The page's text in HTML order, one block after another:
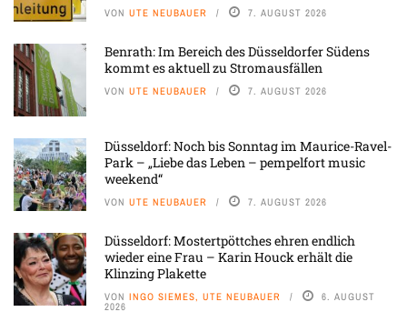
VON UTE NEUBAUER 7. AUGUST 2026
Benrath: Im Bereich des Düsseldorfer Südens
kommt es aktuell zu Stromausfällen
VON UTE NEUBAUER 7. AUGUST 2026
Düsseldorf: Noch bis Sonntag im Maurice-Ravel-
Park – „Liebe das Leben – pempelfort music
weekend“
VON UTE NEUBAUER 7. AUGUST 2026
Düsseldorf: Mostertpöttches ehren endlich
wieder eine Frau – Karin Houck erhält die
Klinzing Plakette
VON INGO SIEMES, UTE NEUBAUER 6. AUGUST
2026